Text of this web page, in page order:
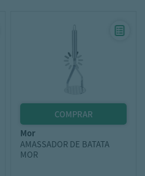
mor
AMASSADOR DE BATATA
MOR